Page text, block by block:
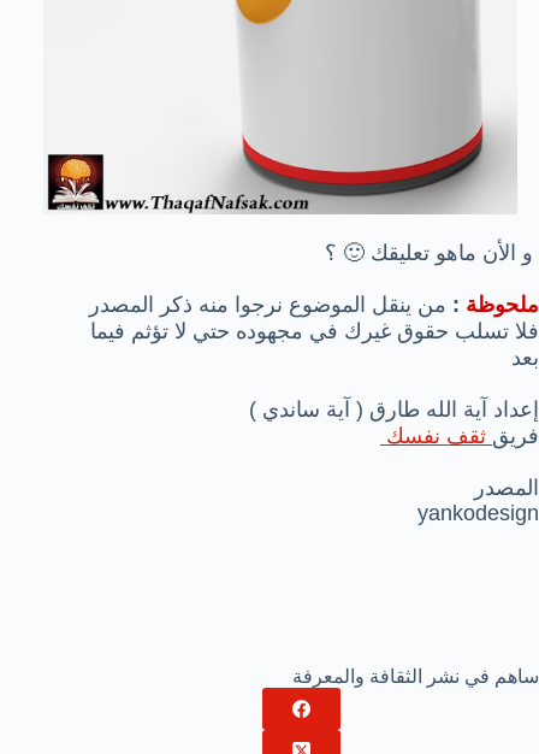
و الأن ماهو تعليقك 🙂 ؟
ملحوظة : من ينقل الموضوع نرجوا منه ذكر المصدر
فلا تسلب حقوق غيرك في مجهوده حتي لا تؤثم فيما
بعد
إعداد آية الله طارق ( آية ساندي )
فريق ثقف نفسك
المصدر
yankodesign
ساهم في نشر الثقافة والمعرفة